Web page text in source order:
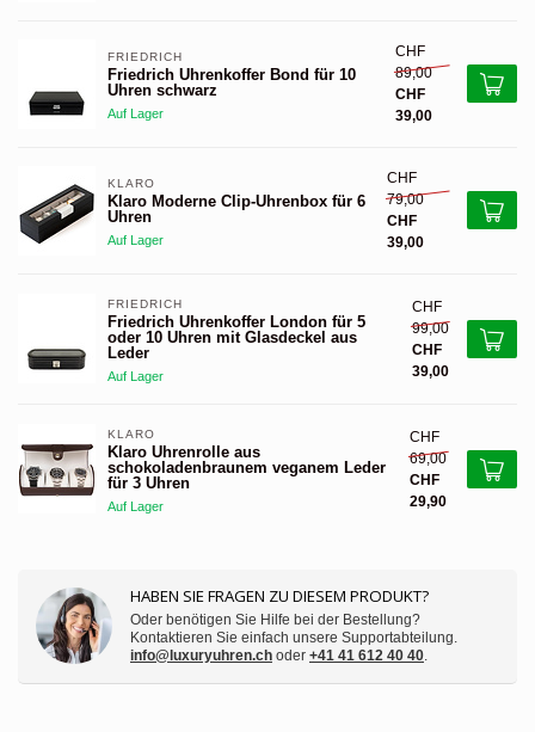
FRIEDRICH
Friedrich Uhrenkoffer Bond für 10
Uhren schwarz
Auf Lager
CHF
89,00
CHF
39,00
KLARO
Klaro Moderne Clip-Uhrenbox für 6
Uhren
Auf Lager
CHF
79,00
CHF
39,00
FRIEDRICH
Friedrich Uhrenkoffer London für 5
oder 10 Uhren mit Glasdeckel aus
Leder
Auf Lager
CHF
99,00
CHF
39,00
KLARO
Klaro Uhrenrolle aus
schokoladenbraunem veganem Leder
für 3 Uhren
Auf Lager
CHF
69,00
CHF
29,90
HABEN SIE FRAGEN ZU DIESEM PRODUKT?
Oder benötigen Sie Hilfe bei der Bestellung?
Kontaktieren Sie einfach unsere Supportabteilung.
info@luxuryuhren.ch oder +41 41 612 40 40